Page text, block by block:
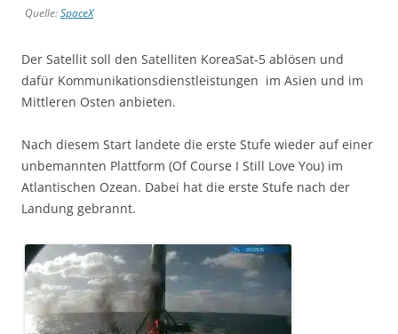
Quelle:SpaceX
Der Satellit soll den Satelliten KoreaSat-5 ablösen und
dafür Kommunikationsdienstleistungen im Asien und im
Mittleren Osten anbieten.
Nach diesem Start landete die erste Stufe wieder auf einer
unbemannten Plattform (Of Course I Still Love You) im
Atlantischen Ozean. Dabei hat die erste Stufe nach der
Landung gebrannt.